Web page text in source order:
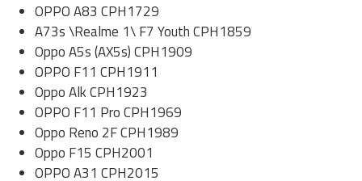
OPPO A83 CPH1729
A73s \Realme 1\ F7 Youth CPH1859
Oppo A5s (AX5s) CPH1909
OPPO F11 CPH1911
Oppo Alk CPH1923
OPPO F11 Pro CPH1969
Oppo Reno 2F CPH1989
Oppo F15 CPH2001
OPPO A31 CPH2015